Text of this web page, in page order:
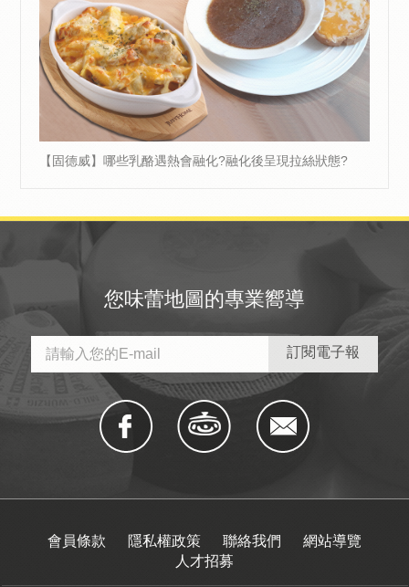
【固德威】哪些乳酪遇熱會融化?融化後呈現拉絲狀態?
您味蕾地圖的專業嚮導
會員條款 隱私權政策 聯絡我們
網站導覽
人才招募